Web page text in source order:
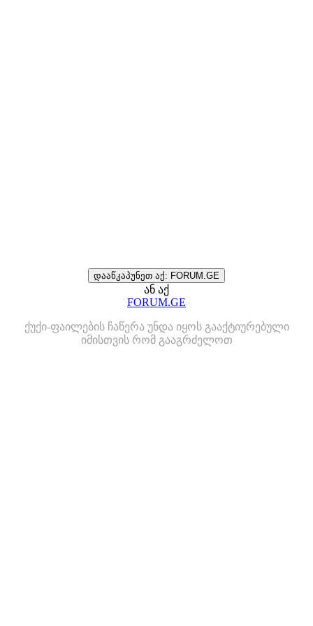
დააწკაპუნეთ აქ: FORUM.GE
ან აქ
FORUM.GE
ქუქი-ფაილების ჩაწერა უნდა იყოს გააქტიურებული
იმისთვის რომ გააგრძელოთ